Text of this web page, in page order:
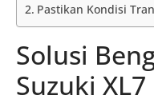
Pastikan Kondisi
Solusi
Suzuki